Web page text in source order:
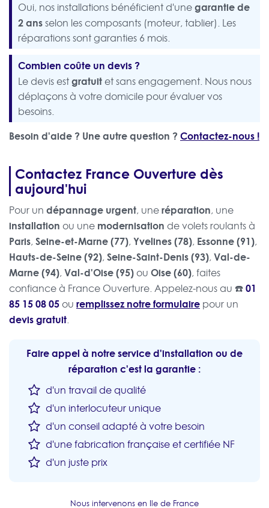
Oui, nos installations bénéficient d'unegarantie de
2 ansselon les composants (moteur, tablier). Les
réparations sont garanties 6 mois.
Combien coûte un devis ?
Le devis estgratuit et sans engagement. Nous nous
déplaçons à votre domicile pour évaluer vos
besoins.
Besoin d'aide ? Une autre question ? Contactez-nous !
Contactez France Ouverture dès
aujourd'hui
Pour un dépannage urgent, uneréparation, une
installation ou une modernisation de volets roulants à
Paris, Seine-et-Marne (77), Yvelines (78), Essonne (91),
Hauts-de-Seine (92), Seine-Saint-Denis (93), Val-de-
Marne (94), Val-d'Oise (95)ou Oise (60), faites
confiance à France Ouverture. Appelez-nous au ☎️01
85 15 08 05ou remplissez notre formulaire pour un
devis gratuit.
Faire appel à notre service d'installation ou de
réparation c'est la garantie :
d'un travail de qualité
d'un interlocuteur unique
d'un conseil adapté à votre besoin
d'une fabrication française et certifiée NF
d'un juste prix
Nous intervenons en Ile de France